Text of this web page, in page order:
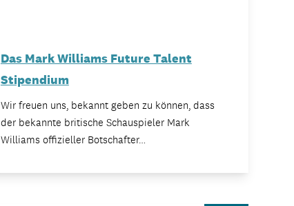
Das Mark Williams Future Talent
Stipendium
Wir freuen uns, bekannt geben zu können, dass
der bekannte britische Schauspieler Mark
Williams offizieller Botschafter…